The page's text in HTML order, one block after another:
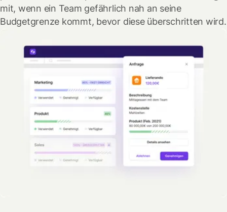
mit, wenn ein Team gefährlich nah an seine
Budgetgrenze kommt, bevor diese überschritten wird.